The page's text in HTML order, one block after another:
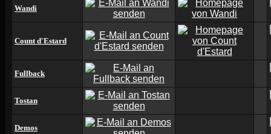
Wandi
Count d'Estard
Fullback
Tostan
Demos